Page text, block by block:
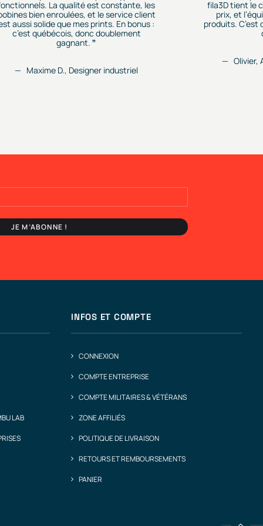
La qualité est constante, les
bien enroulées, et le service client
aussi solide que mes prints. En bonus :
c’est québécois, donc doublement
gagnant.
Maxime D., Designer industriel
fila3D tient le
prix, et
produits. C’est
Olivier,
LAB
INFOS ET COMPTE
CONNEXION
COMPTE ENTREPRISE
COMPTE MILITAIRES & VÉTÉRANS
ZONE AFFILIÉS
POLITIQUE DE LIVRAISON
RETOURS ET REMBOURSEMENTS
PANIER